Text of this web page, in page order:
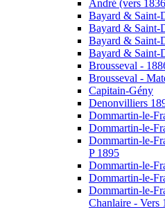
André (vers
Bayard & Saint-
Bayard & Saint-
Bayard & Saint-
Bayard & Saint-
Brousseval -
Brousseval -
Capitain-Gény
Denonvilliers
Dommartin-le-
Dommartin-le-
Dommartin-le-
P 1895
Dommartin-le-
Dommartin-le-
Dommartin-le-
Chanlaire - Vers